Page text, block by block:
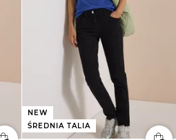
NEW
ŚREDNIA TALIA